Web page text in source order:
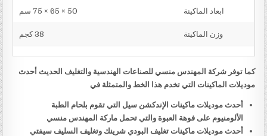
ابعاد الماكينة 50 × 65 × 75 سم
وزن الماكينة 38 كجم
كما توفر شركة المهندس منسي للصناعات الهندسية والتغليف الحديث أحدث
موديلات الماكينات التي تخدم هذا الخط والمتمثلة في
أحدث موديلات ماكينات الإندكشن سيل التي تقوم بلحام الطبة
الألومنيوم على فوهة العبوة والتي تحمل ماركة المهندس منسي
أحدث موديلات ماكينات تغليف البودي شرينك وتغليف السليف سيفتي